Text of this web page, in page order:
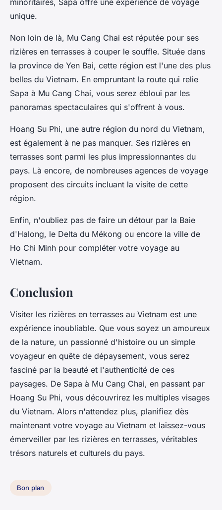
minoritaires, Sapa offre une expérience de voyage
unique.
Non loin de là, Mu Cang Chai est réputée pour ses
rizières en terrasses à couper le souffle. Située dans
la province de Yen Bai, cette région est l'une des plus
belles du Vietnam. En empruntant la route qui relie
Sapa à Mu Cang Chai, vous serez ébloui par les
panoramas spectaculaires qui s'offrent à vous.
Hoang Su Phi, une autre région du nord du Vietnam,
est également à ne pas manquer. Ses rizières en
terrasses sont parmi les plus impressionnantes du
pays. Là encore, de nombreuses agences de voyage
proposent des circuits incluant la visite de cette
région.
Enfin, n'oubliez pas de faire un détour par la Baie
d'Halong, le Delta du Mékong ou encore la ville de
Ho Chi Minh pour compléter votre voyage au
Vietnam.
Conclusion
Visiter les rizières en terrasses au Vietnam est une
expérience inoubliable. Que vous soyez un amoureux
de la nature, un passionné d'histoire ou un simple
voyageur en quête de dépaysement, vous serez
fasciné par la beauté et l'authenticité de ces
paysages. De Sapa à Mu Cang Chai, en passant par
Hoang Su Phi, vous découvrirez les multiples visages
du Vietnam. Alors n'attendez plus, planifiez dès
maintenant votre voyage au Vietnam et laissez-vous
émerveiller par les rizières en terrasses, véritables
trésors naturels et culturels du pays.
Bon plan